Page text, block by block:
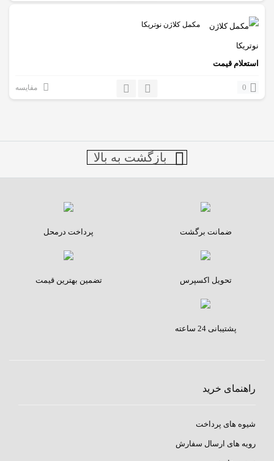
مکمل کلاژن نوتریکا
استعلام قیمت
0 مقایسه
بازگشت به بالا
ضمانت برگشت پرداخت درمحل
تحویل اکسپرس تضمین بهترین قیمت
پشتیبانی 24 ساعته
راهنمای خرید
شیوه های پرداخت
رویه های ارسال سفارش